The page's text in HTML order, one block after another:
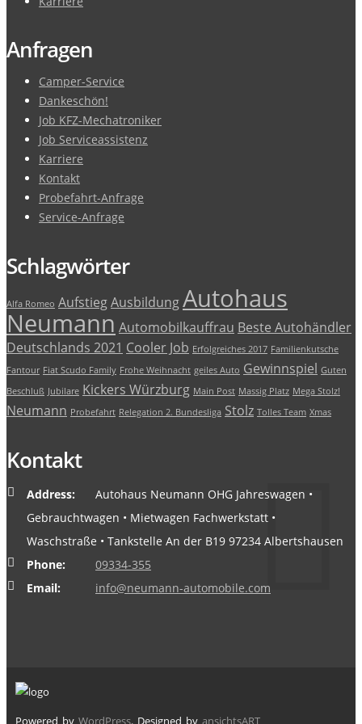
Anfragen
Camper-Service
Dankeschön!
Job KFZ-Mechatroniker
Job Serviceassistenz
Karriere
Kontakt
Probefahrt-Anfrage
Service-Anfrage
Schlagwörter
Alfa Romeo AufstiegAusbildungAutohaus
Neumann Automobilkauffrau Beste Autohändler
Deutschlands 2021 Cooler Job Erfolgreiches 2017 Familienkutsche
Fantour Fiat Scudo Family Frohe Weihnacht geiles Auto Gewinnspiel Guten
Beschluß Jubilare Kickers Würzburg Main Post Massig Platz Mega Stolz!
Neumann Probefahrt Relegation 2. Bundesliga Stolz Tolles Team Xmas
Kontakt
Address:
Autohaus Neumann OHG Jahreswagen •
Gebrauchtwagen • Mietwagen Fachwerkstatt •
Waschstraße • Tankstelle An der B19 97234 Albertshausen
Phone:
09334-355
Email:
info@neumann-automobile.com